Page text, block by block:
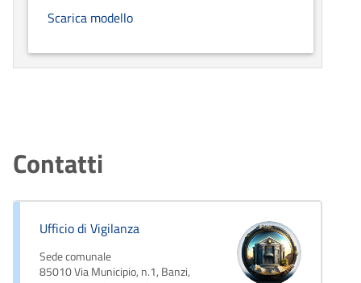
Scarica modello
Contatti
Ufficio di Vigilanza
Sede comunale
85010 Via Municipio, n.1, Banzi,